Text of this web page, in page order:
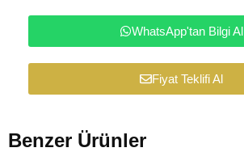
WhatsApp'tan Bilgi Al
Fiyat Teklifi Al
Benzer Ürünler